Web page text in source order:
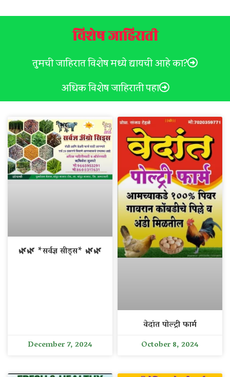
विशेष जाहिराती
तुमची जाहिरात विशेष मध्ये द्यायची आहे का?
अधिक विशेष जाहिराती पहा
🌿🌿 *सर्वज्ञ सीड्स* 🌿🌿
December 7, 2024
वेदांत पोल्ट्री फार्म
October 8, 2024